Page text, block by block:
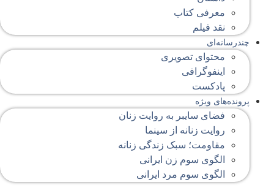
معرفی کتاب
نقد فیلم
چندرسانه‌ای
محتوای تصویری
اینفوگرافی
پادکست
پرونده‌های ویژه
فضای سایبر به روایت زنان
روایت زنانه از سینما
مقاومت؛ سبک زندگی زنانه
الگوی سوم زن ایرانی
الگوی سوم مرد ایرانی